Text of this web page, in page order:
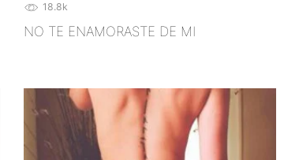
18.8k
NO TE ENAMORASTE DE MI